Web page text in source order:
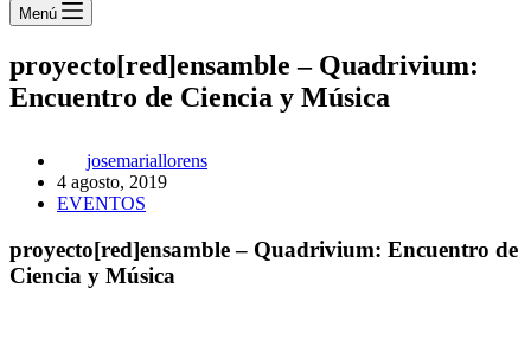
Menú
proyecto[red]ensamble – Quadrivium:
Encuentro de Ciencia y Música
josemariallorens
4 agosto, 2019
EVENTOS
proyecto[red]ensamble – Quadrivium: Encuentro de
Ciencia y Música